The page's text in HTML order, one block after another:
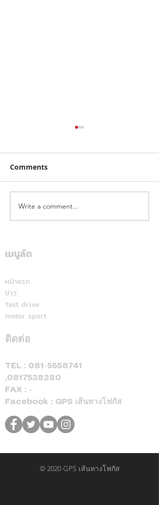
จากคิวบู๊สู่คิวรับรถ! "จา
พนม" เลือก DEEPAL S05
เมื่อพบ EV คู่ใจคันใหม่ที่
องศา
Comments
Write a comment...
เมนูลัด
หน้าแรก
ข่าว
Test drive
motor sport
ติดต่อ
TEL : 081-5558741
,0817538280
FAX : -
Facebook : GPS เส้นทางโฟกัส
© 2020 GPS เส้นทางโฟกัส